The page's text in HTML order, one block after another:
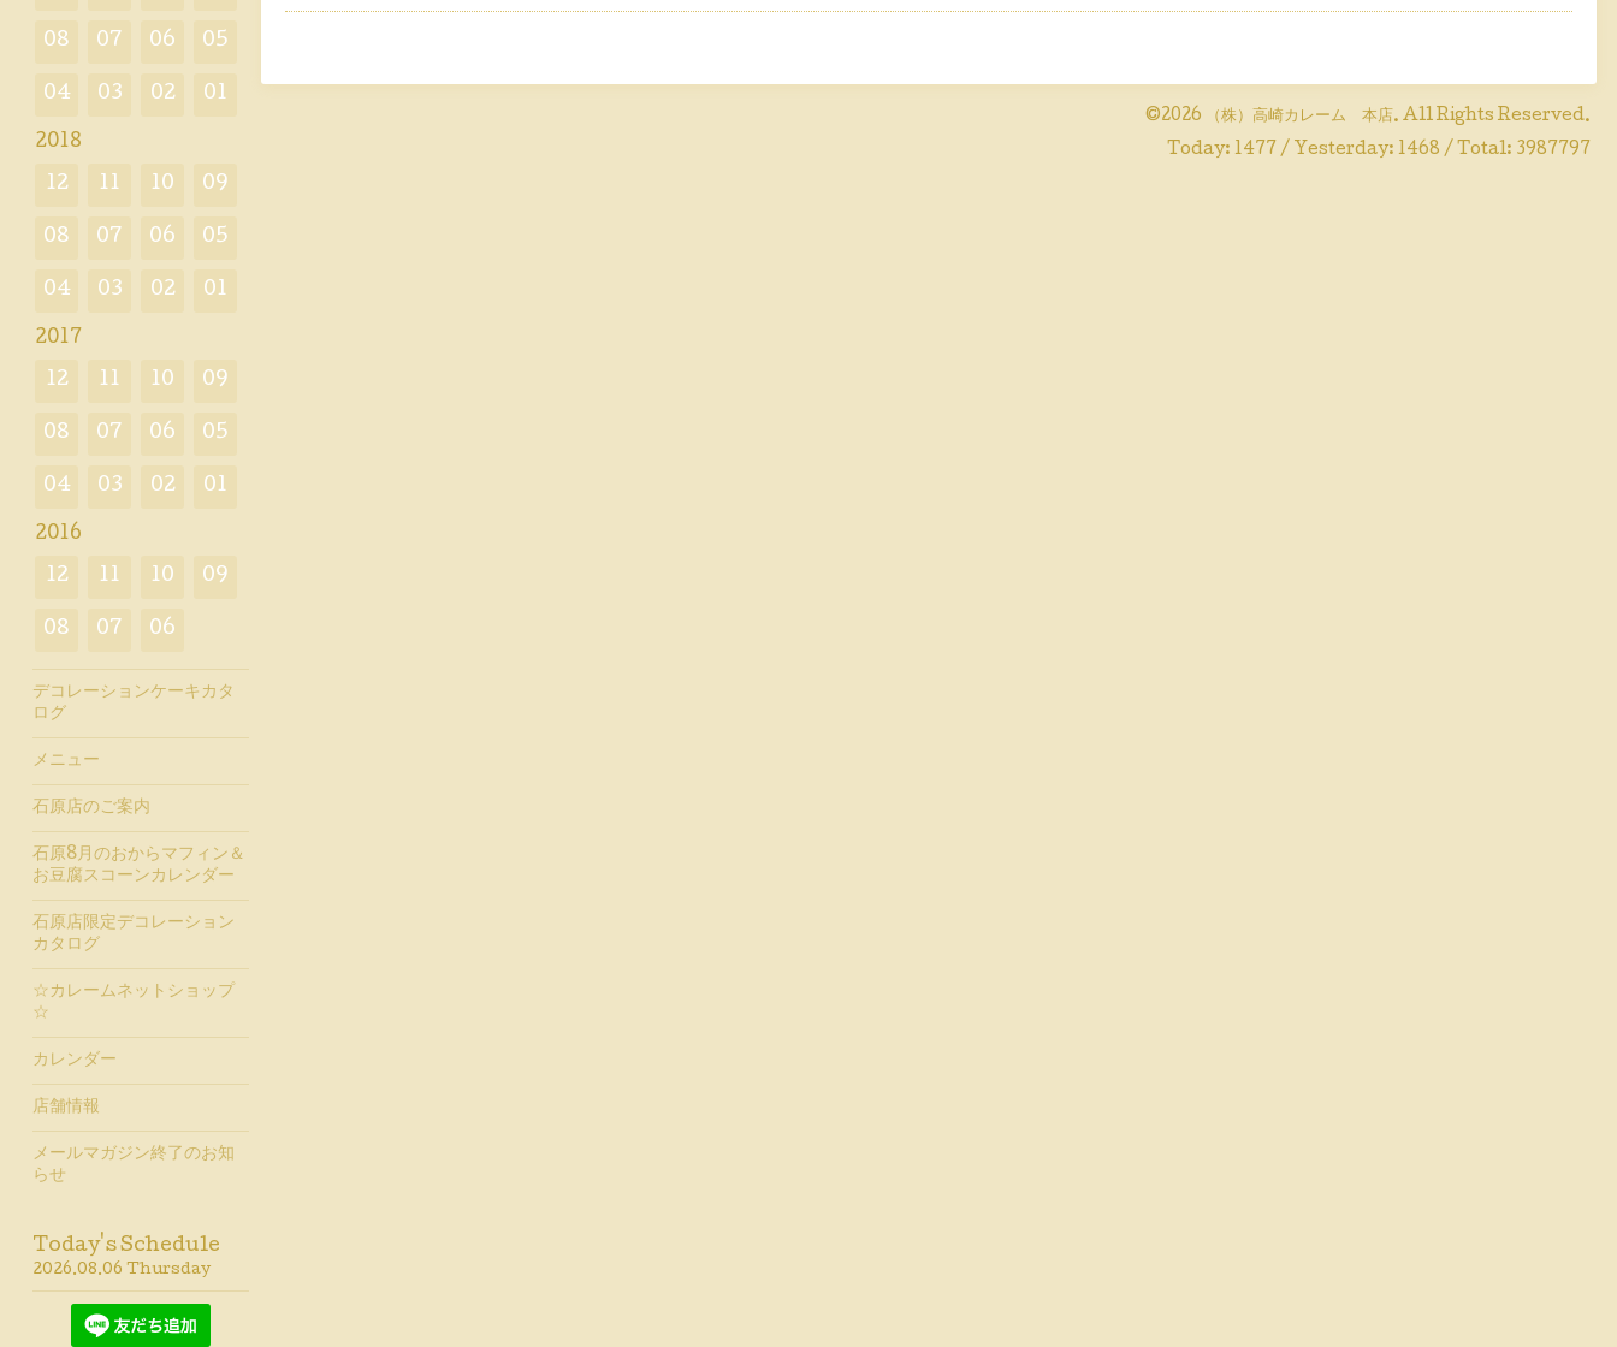
©2026 （株）高崎カレーム 本店. All Rights Reserved.
Today: 1477 / Yesterday: 1468 / Total: 3987797
08 07 06 05
04 03 02 01
2018
12 11 10 09
08 07 06 05
04 03 02 01
2017
12 11 10 09
08 07 06 05
04 03 02 01
2016
12 11 10 09
08 07 06
デコレーションケーキカタ
ログ
メニュー
石原店のご案内
石原8月のおからマフィン＆
お豆腐スコーンカレンダー
石原店限定デコレーション
カタログ
☆カレームネットショップ
☆
カレンダー
店舗情報
メールマガジン終了のお知
らせ
Today's Schedule
2026.08.06 Thursday